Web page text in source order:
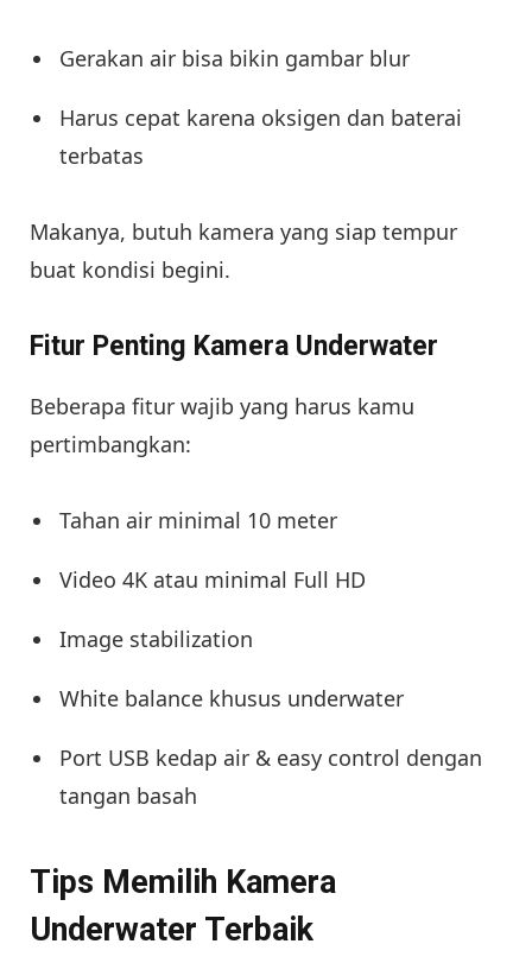
Gerakan air bisa bikin gambar blur
Harus cepat karena oksigen dan baterai
terbatas
Makanya, butuh kamera yang siap tempur
buat kondisi begini.
Fitur Penting Kamera Underwater
Beberapa fitur wajib yang harus kamu
pertimbangkan:
Tahan air minimal 10 meter
Video 4K atau minimal Full HD
Image stabilization
White balance khusus underwater
Port USB kedap air & easy control dengan
tangan basah
Tips Memilih Kamera
Underwater Terbaik